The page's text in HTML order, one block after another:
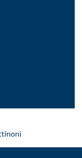
: Per E-Mail